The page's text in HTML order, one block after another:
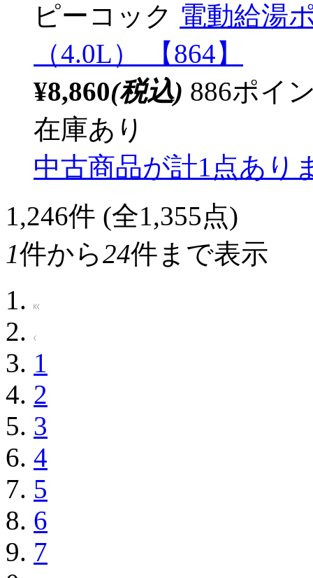
ピーコック 電動給湯
（4.0L） 【864】
¥8,860(税込) 886ポイ
在庫あり
中古商品が計1点あり
1,246件 (全1,355点)
1件から24件まで表示
1
2
3
4
5
6
7